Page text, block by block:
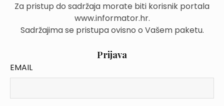
Za pristup do sadržaja morate biti korisnik portala
www.informator.hr.
Sadržajima se pristupa ovisno o Vašem paketu.
Prijava
EMAIL